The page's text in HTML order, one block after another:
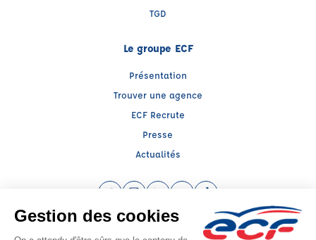
TGD
Le groupe ECF
Présentation
Trouver une agence
ECF Recrute
Presse
Actualités
Instagram (nouvelle fenêtre)
LinkedIn (nouvelle fenêtre)
YouTube (nouvelle fenêtre)
TikTok (nouvelle
Raison sociale : ECF LEMIRE - Capital social: 12000€